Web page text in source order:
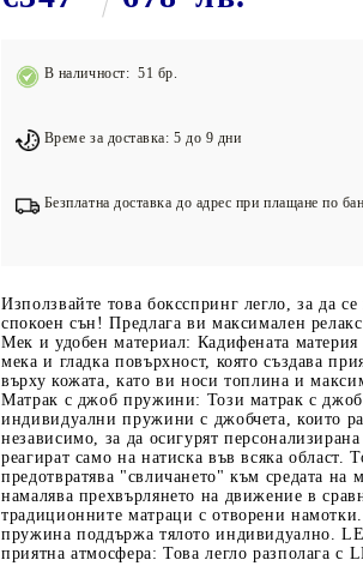
В наличност: 51 бр.
Време за доставка: 5 до 9 дни
Безплатна доставка до адрес при плащане по
Използвайте това боксспринг легло, за да се
спокоен сън! Предлага ви максимален
Мек и удобен материал: Кадифената материя
мека и гладка повърхност, която създава
върху кожата, като ви носи топлина и
Матрак с джоб пружини: Този матрак с
индивидуални пружини с джобчета, които
независимо, за да осигурят
реагират само на натиска във всяка област.
предотвратява "свличането" към средата на
намалява прехвърлянето на движение в
традиционните матраци с отворени
пружина поддържа тялото индивидуално.
приятна атмосфера: Това легло разполага с